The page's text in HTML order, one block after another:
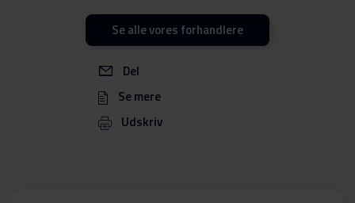
Del
Se mere
Udskriv
Se alle vores forhandlere